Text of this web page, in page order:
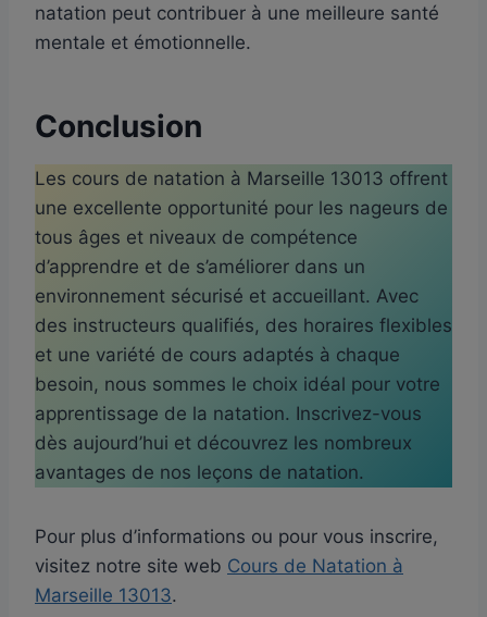
natation peut contribuer à une meilleure santé
mentale et émotionnelle.
Conclusion
Les cours de natation à Marseille 13013 offrent
une excellente opportunité pour les nageurs de
tous âges et niveaux de compétence
d’apprendre et de s’améliorer dans un
environnement sécurisé et accueillant. Avec
des instructeurs qualifiés, des horaires flexibles
et une variété de cours adaptés à chaque
besoin, nous sommes le choix idéal pour votre
apprentissage de la natation. Inscrivez-vous
dès aujourd’hui et découvrez les nombreux
avantages de nos leçons de natation.
Pour plus d’informations ou pour vous inscrire,
visitez notre site web Cours de Natation à
Marseille 13013.